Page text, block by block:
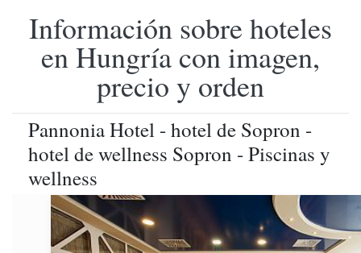
Información sobre hoteles
en Hungría con imagen,
precio y orden
Pannonia Hotel - hotel de Sopron -
hotel de wellness Sopron - Piscinas y
wellness